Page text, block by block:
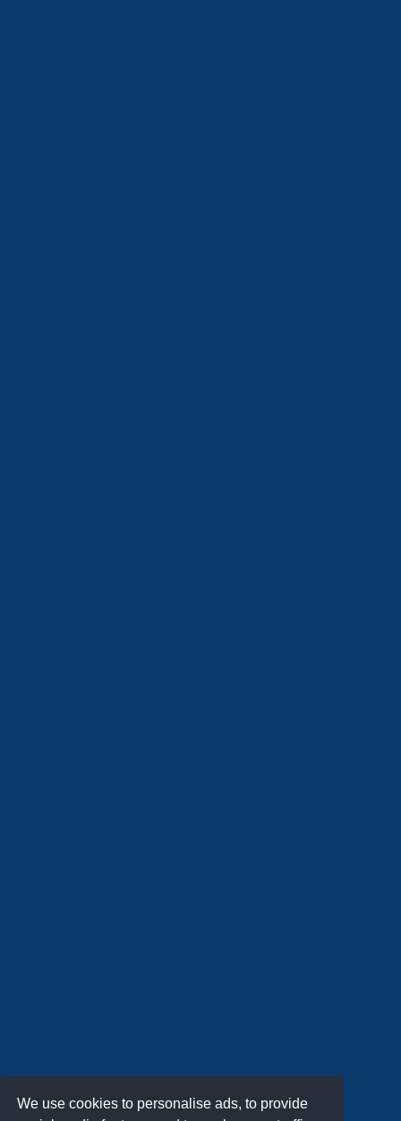
We use cookies to personalise ads, to provide